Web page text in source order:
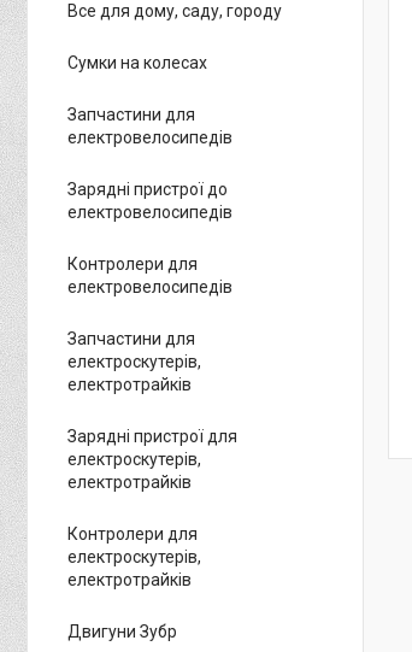
Все для дому, саду, городу
Сумки на колесах
Запчастини для
електровелосипедів
Зарядні пристрої до
електровелосипедів
Контролери для
електровелосипедів
Запчастини для
електроскутерів,
електротрайків
Зарядні пристрої для
електроскутерів,
електротрайків
Контролери для
електроскутерів,
електротрайків
Двигуни Зубр